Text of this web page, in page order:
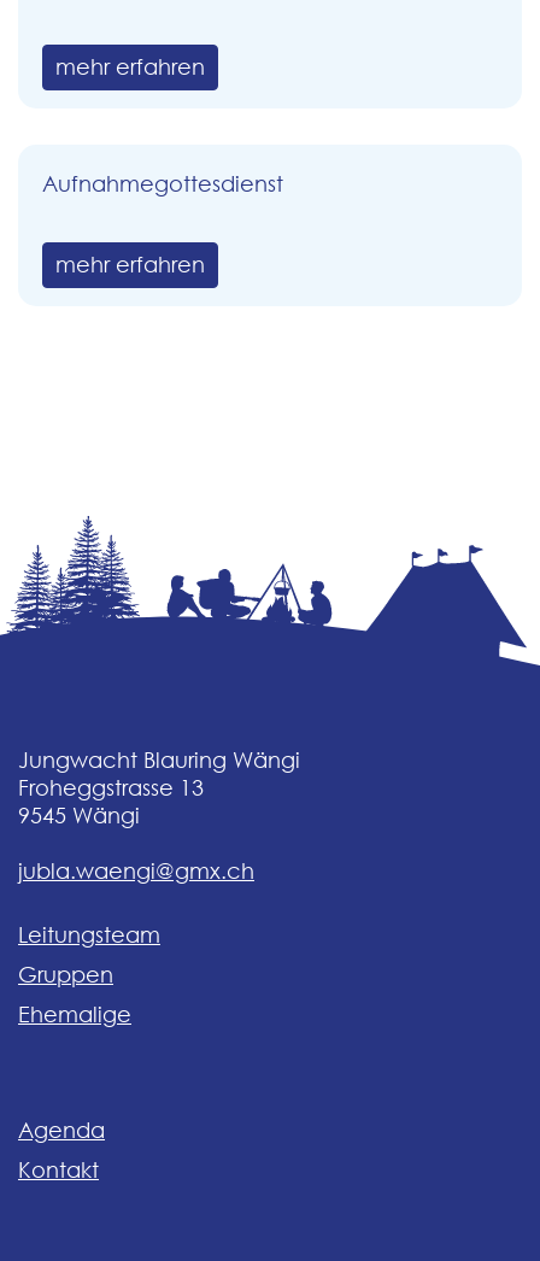
mehr erfahren
Aufnahmegottesdienst
mehr erfahren
Jungwacht Blauring Wängi
Froheggstrasse 13
9545 Wängi
jubla.waengi@gmx.ch
Leitungsteam
Gruppen
Ehemalige
Agenda
Kontakt